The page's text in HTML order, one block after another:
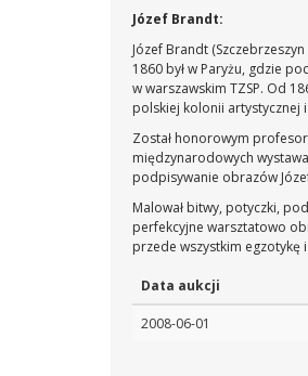
Józef Brandt:
Józef Brandt
1860 był w Paryżu, gdzie
w warszawskim TZSP. Od
polskiej kolonii artystycznej
Został honorowym
międzynarodowych
podpisywanie obrazów
Malował bitwy, potyczki,
perfekcyjne warsztatowo
przede wszystkim egzotykę
Data aukcji
2008-06-01